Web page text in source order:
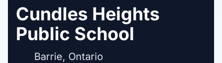
Cundles Heights
Public School
Barrie, Ontario